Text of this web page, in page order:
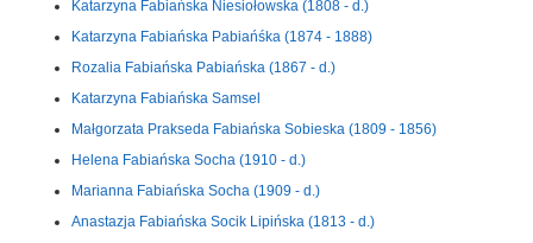
Katarzyna Fabiańska Niesiołowska (1808 - d.)
Katarzyna Fabiańska Pabiańśka (1874 - 1888)
Rozalia Fabiańska Pabiańska (1867 - d.)
Katarzyna Fabiańska Samsel
Małgorzata Prakseda Fabiańska Sobieska (1809 - 1856)
Helena Fabiańska Socha (1910 - d.)
Marianna Fabiańska Socha (1909 - d.)
Anastazja Fabiańska Socik Lipińska (1813 - d.)